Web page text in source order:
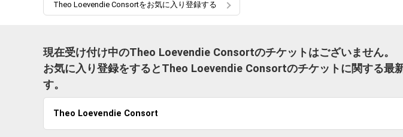
Theo Loevendie Consortをお気に入り登録する
現在受け付け中のTheo Loevendie Consortのチケットはございません。
お気に入り登録をするとTheo Loevendie Consortのチケットに関する最
す。
Theo Loevendie Consort